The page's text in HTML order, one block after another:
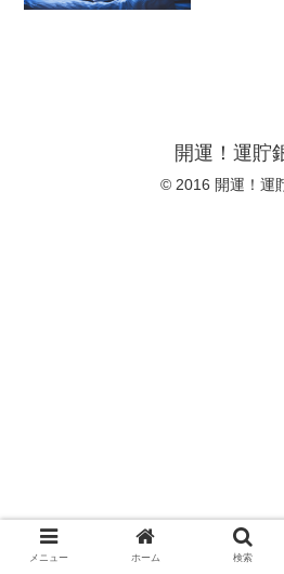
開運！運貯
© 2016 開運！運
メニュー ホーム 検索